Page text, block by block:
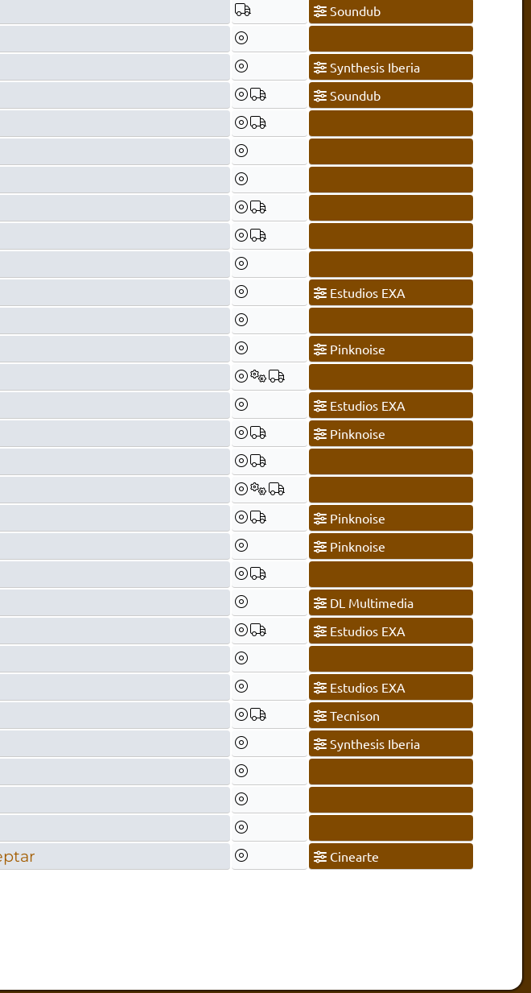
Soundub
Synthesis Iberia
Soundub
Estudios EXA
Pinknoise
Estudios EXA
Pinknoise
Pinknoise
Pinknoise
DL Multimedia
Estudios EXA
Estudios EXA
Tecnison
Synthesis Iberia
Cinearte